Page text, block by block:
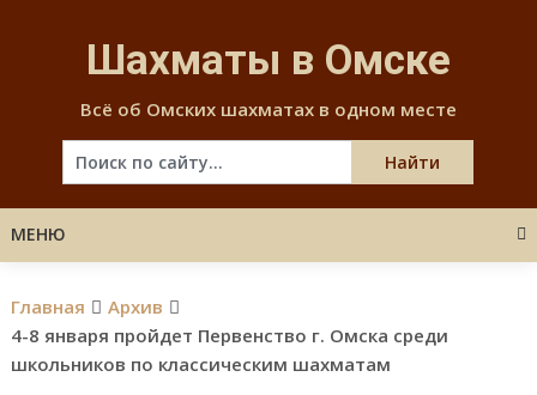
content
Шахматы в Омске
Всё об Омских шахматах в одном месте
МЕНЮ
Главная
Архив
4-8 января пройдет Первенство г. Омска среди
школьников по классическим шахматам